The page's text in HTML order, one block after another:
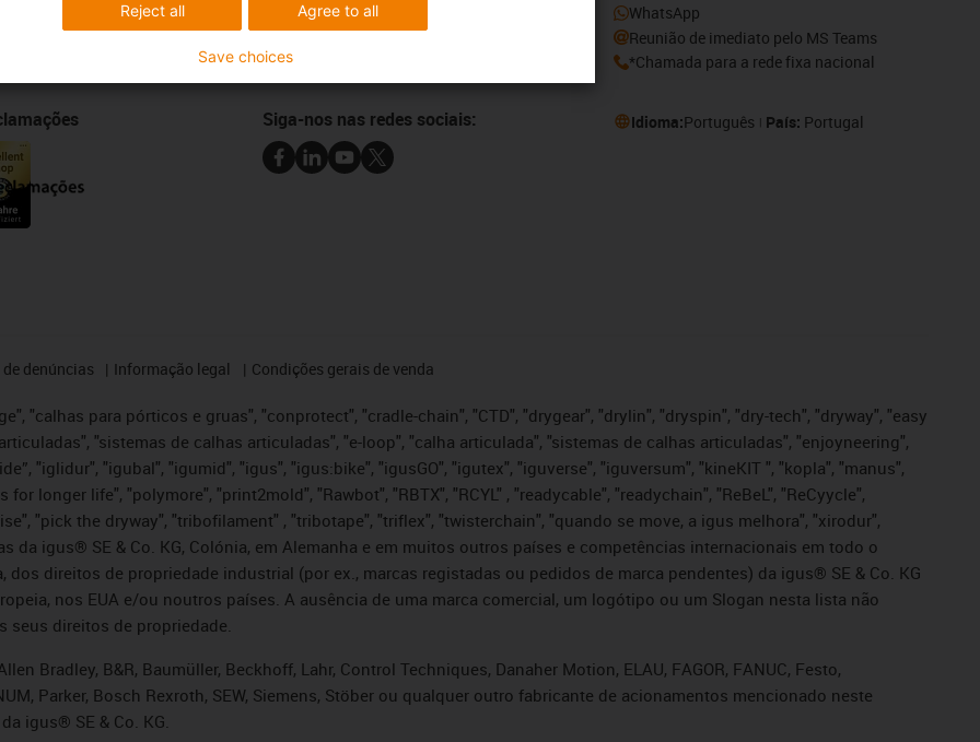
CAD
WhatsApp
Reunião de imediato pelo MS Teams
*Chamada para a rede fixa nacional
Siga-nos nas redes sociais: Idioma:Português País: Portugal
denúncias Informação legal Condições gerais de venda
"calhas para pórticos e gruas", "conprotect", "cradle-chain", "CTD", "drygear", "drylin", "dryspin", "dry-tech", "dryway", "easy
"sistemas de calhas articuladas", "e-loop", "calha articulada", "sistemas de calhas articuladas", "enjoyneering",
"iglidur", "igubal", "igumid", "igus", "igus:bike", "igusGO", "igutex", "iguverse", "iguversum", "kineKIT ", "kopla", "manus",
longer life", "polymore", "print2mold", "Rawbot", "RBTX", "RCYL" , "readycable", "readychain", "ReBeL", "ReCyycle",
"pick the dryway", "tribofilament" , "tribotape", "triflex", "twisterchain", "quando se move, a igus melhora", "xirodur",
da igus® SE & Co. KG, Colónia, em Alemanha e em muitos outros países e competências internacionais em todo o
direitos de propriedade industrial (por ex., marcas registadas ou pedidos de marca pendentes) da igus® SE & Co. KG
nos EUA e/ou noutros países. A ausência de uma marca comercial, um logótipo ou um Slogan nesta lista não
seus direitos de propriedade.
Bradley, B&R, Baumüller, Beckhoff, Lahr, Control Techniques, Danaher Motion, ELAU, FAGOR, FANUC, Festo,
Parker, Bosch Rexroth, SEW, Siemens, Stöber ou qualquer outro fabricante de acionamentos mencionado neste
igus® SE & Co. KG.
Agree to all
Reject all
Save choices